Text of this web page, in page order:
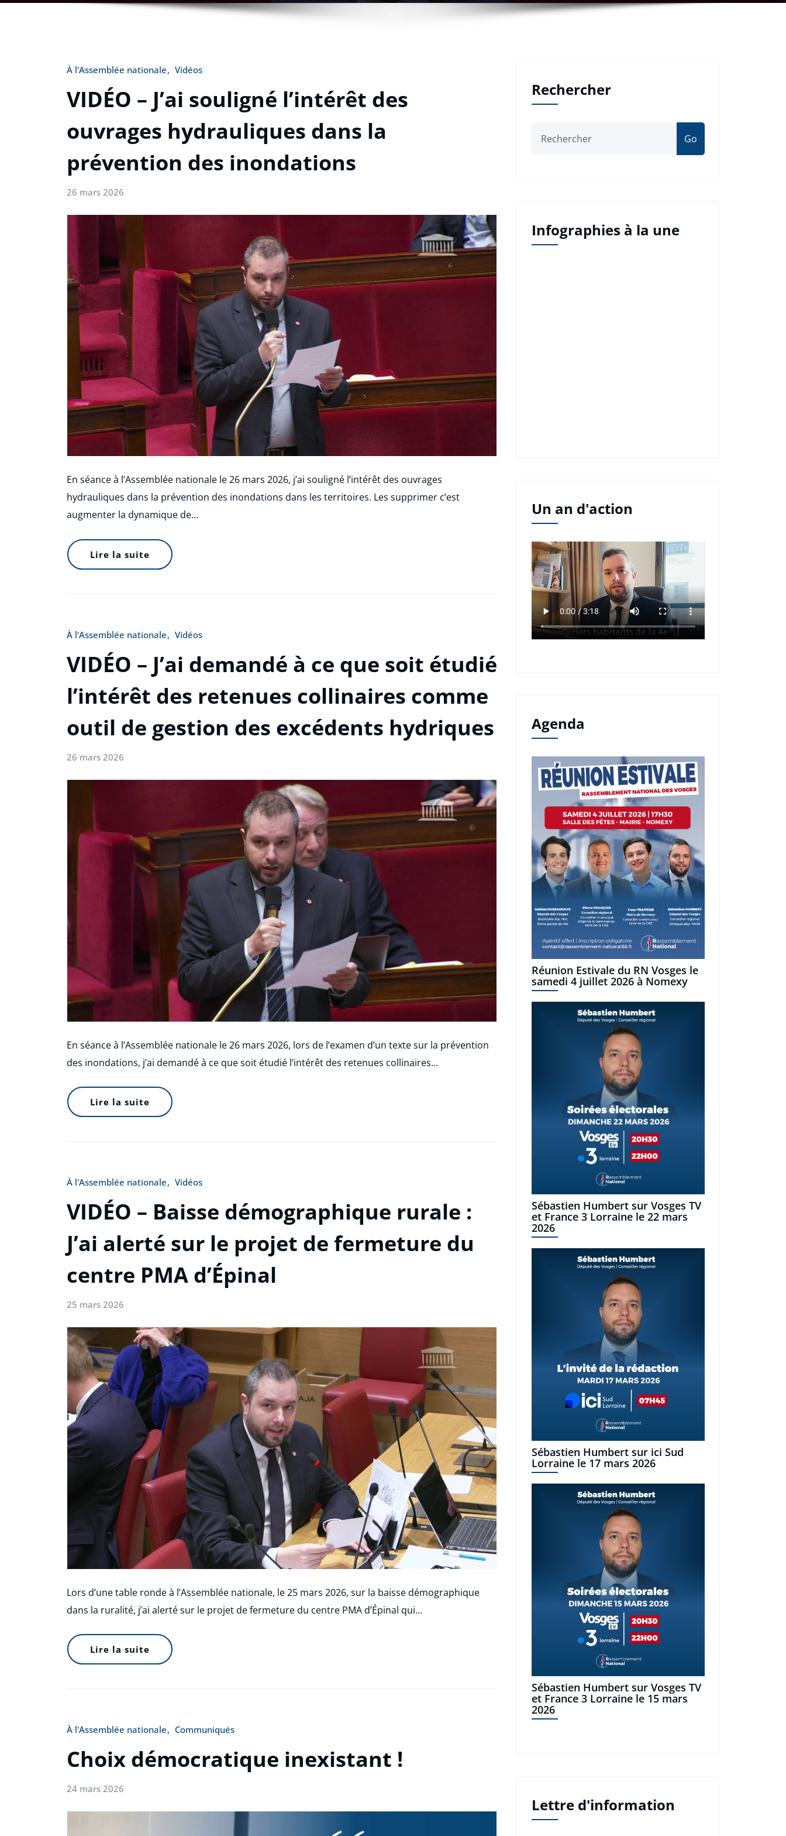
À l'Assemblée nationale Vidéos
VIDÉO – J’ai souligné l’intérêt des
ouvrages hydrauliques dans la
prévention des inondations
26 mars 2026
En séance à l’Assemblée nationale le 26 mars 2026, j’ai souligné l’intérêt des ouvrages
hydrauliques dans la prévention des inondations dans les territoires. Les supprimer c’est
augmenter la dynamique de…
Lire la suite
À l'Assemblée nationale Vidéos
VIDÉO – J’ai demandé à ce que soit étudié
l’intérêt des retenues collinaires comme
outil de gestion des excédents hydriques
26 mars 2026
En séance à l’Assemblée nationale le 26 mars 2026, lors de l’examen d’un texte sur la prévention
des inondations, j’ai demandé à ce que soit étudié l’intérêt des retenues collinaires…
Lire la suite
À l'Assemblée nationale Vidéos
VIDÉO – Baisse démographique rurale :
J’ai alerté sur le projet de fermeture du
centre PMA d’Épinal
25 mars 2026
Lors d’une table ronde à l’Assemblée nationale, le 25 mars 2026, sur la baisse démographique
dans la ruralité, j’ai alerté sur le projet de fermeture du centre PMA d’Épinal qui…
Lire la suite
À l'Assemblée nationale Communiqués
Choix démocratique inexistant !
24 mars 2026
Rechercher
Go
Infographies à la une
Un an d'action
Agenda
Réunion Estivale du RN Vosges le
samedi 4 juillet 2026 à Nomexy
Sébastien Humbert sur Vosges TV
et France 3 Lorraine le 22 mars
2026
Sébastien Humbert sur ici Sud
Lorraine le 17 mars 2026
Sébastien Humbert sur Vosges TV
et France 3 Lorraine le 15 mars
2026
Lettre d'information